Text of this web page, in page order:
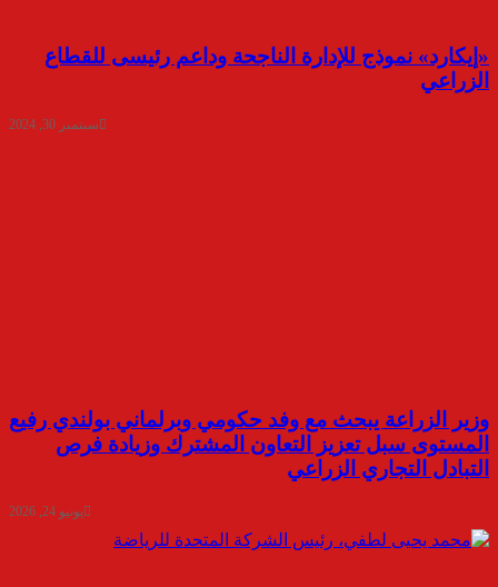
«إيكارد» نموذج للإدارة الناجحة وداعم رئيسى للقطاع
الزراعي
سبتمبر 30, 2024
وزير الزراعة يبحث مع وفد حكومي وبرلماني بولندي رفيع
المستوى سبل تعزيز التعاون المشترك وزيادة فرص
التبادل التجاري الزراعي
يونيو 24, 2026